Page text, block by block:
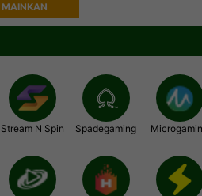
MAINKAN
Stream N Spin Spadegaming